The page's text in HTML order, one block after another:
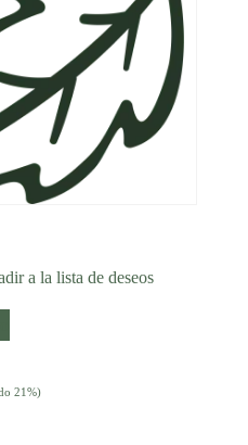
a la lista de deseos
21%)